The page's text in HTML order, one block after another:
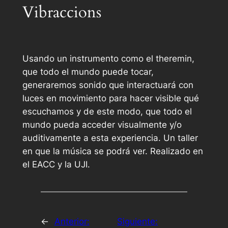
Vibraccions
Usando un instrumento como el theremin,
que todo el mundo puede tocar,
generaremos sonido que interactuará con
luces en movimiento para hacer visible qué
escuchamos y de este modo, que todo el
mundo pueda acceder visualmente y/o
auditivamente a esta experiencia. Un taller
en que la música se podrá ver. Realizado en
el EACC y la UJI.
← Anterior: Siguiente: